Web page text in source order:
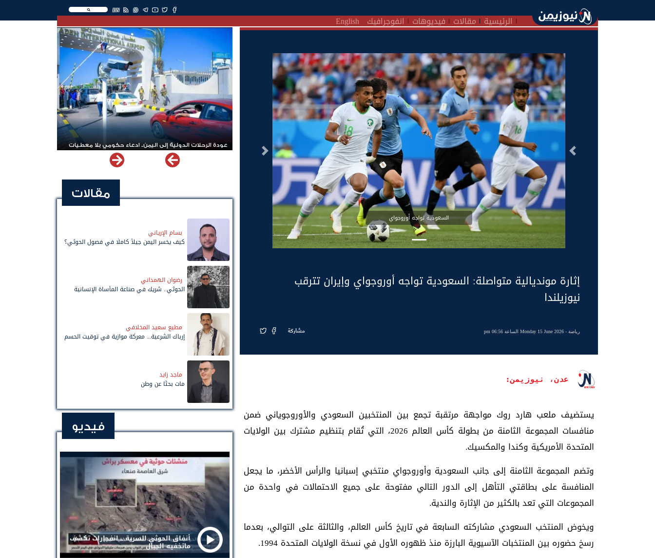
EN
الرئيسية مقالات فيديوهات انفوجرافيك English
السعودية تواجه أوروجواي
السابق التالى
إثارة مونديالية متواصلة: السعودية تواجه أوروجواي وإيران تترقب
نيوزيلندا
رياضة- Monday 15 June 2026 الساعة 06:56 pm مشاركة
عدن، نيوزيمن:
يستضيف ملعب هارد روك مواجهة مرتقبة تجمع بين المنتخبين السعودي والأوروجوياني ضمن
منافسات المجموعة الثامنة من بطولة كأس العالم 2026، التي تُقام بتنظيم مشترك بين الولايات
المتحدة الأمريكية وكندا والمكسيك.
وتضم المجموعة الثامنة إلى جانب السعودية وأوروجواي منتخبي إسبانيا والرأس الأخضر، ما يجعل
المنافسة على بطاقتي التأهل إلى الدور التالي مفتوحة على جميع الاحتمالات في واحدة من
المجموعات التي تعد بالكثير من الإثارة والندية.
ويخوض المنتخب السعودي مشاركته السابعة في تاريخ كأس العالم، والثالثة على التوالي، بعدما
رسخ حضوره بين المنتخبات الآسيوية البارزة منذ ظهوره الأول في نسخة الولايات المتحدة 1994.
عودة الرحلات الدولية إلى اليمن.. ادعاء حكومي بلا معطيات
مقالات
بسام الإرياني
كيف يخسر اليمن جيلاً كاملًا في فصول الحوثي؟
رضوان الهمداني
الحوثي.. شريك في صناعة المأساة الإنسانية
مطيع سعيد المخلافي
إرباك الشرعية... معركة موازية في توقيت الحسم
ماجد زايد
مات بحثًا عن وطن
فيديو
أنفاق الحوثي السرية .. انفجارات تكشف
ماتخفيه الجبال